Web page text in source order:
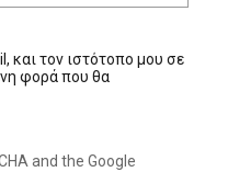
και τον ιστότοπο μου σε
φορά που θα
and the Google